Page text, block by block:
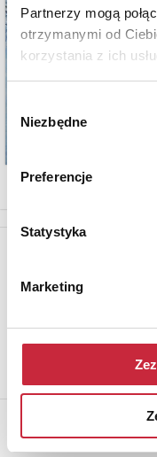
Partnerzy mogą
otrzymanymi od
korzystania z ich
zgody
Niezbędne
Preferencje
Statystyka
Marketing
Aby otrzymywać